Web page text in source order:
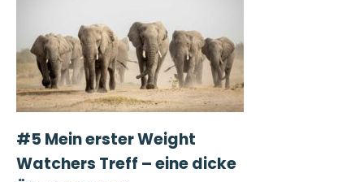
#5 Mein erster Weight
Watchers Treff – eine dicke